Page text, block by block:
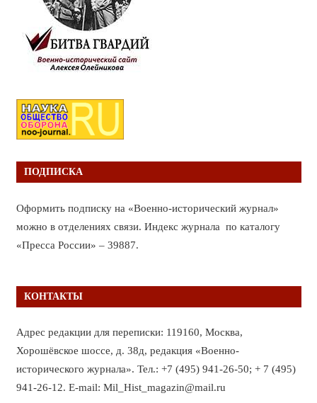
ПОДПИСКА
Оформить подписку на «Военно-исторический журнал»
можно в отделениях связи. Индекс журнала по каталогу
«Пресса России» – 39887.
КОНТАКТЫ
Адрес редакции для переписки: 119160, Москва,
Хорошёвское шоссе, д. 38д, редакция «Военно-
исторического журнала». Тел.: +7 (495) 941-26-50; + 7 (495)
941-26-12. E-mail: Mil_Hist_magazin@mail.ru